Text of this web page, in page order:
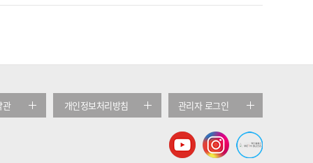
관 개인정보처리방침 관리자 로그인